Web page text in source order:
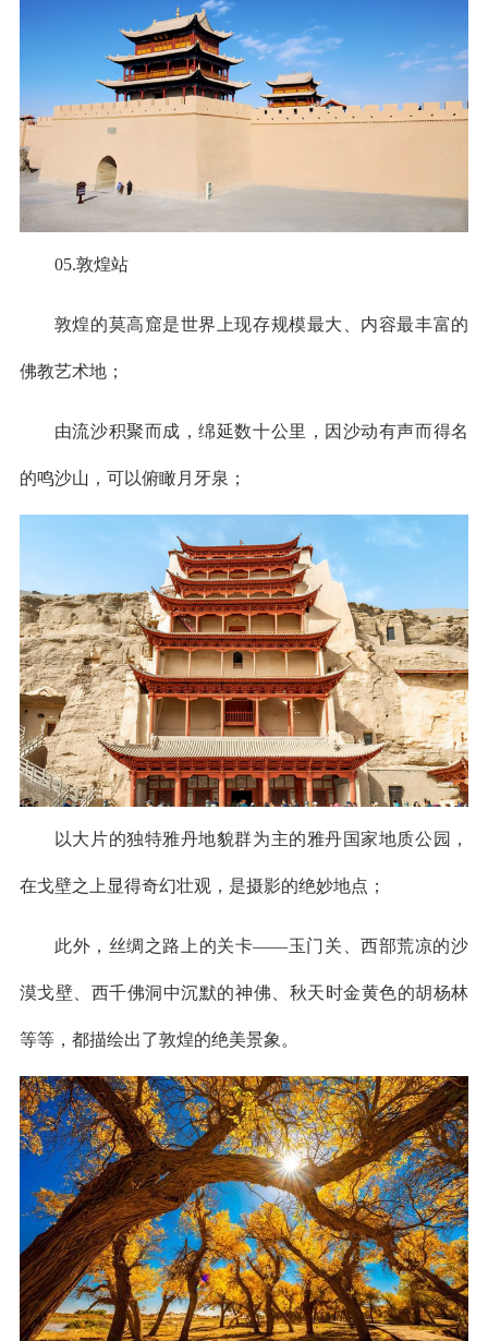
05.敦煌站
敦煌的莫高窟是世界上现存规模最大、内容最丰富的
佛教艺术地；
由流沙积聚而成，绵延数十公里，因沙动有声而得名
的鸣沙山，可以俯瞰月牙泉；
以大片的独特雅丹地貌群为主的雅丹国家地质公园，
在戈壁之上显得奇幻壮观，是摄影的绝妙地点；
此外，丝绸之路上的关卡——玉门关、西部荒凉的沙
漠戈壁、西千佛洞中沉默的神佛、秋天时金黄色的胡杨林
等等，都描绘出了敦煌的绝美景象。